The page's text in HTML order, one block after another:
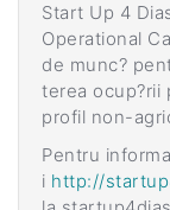
Start Up 4
Operational
de munc?
terea ocup?rii
profil non-
Pentru
i http://